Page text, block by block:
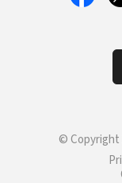
© Copyright